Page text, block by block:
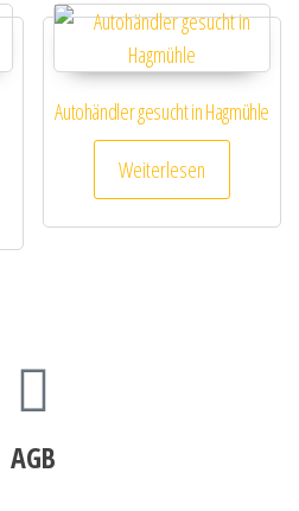
Autohändler gesucht in Hagmühle
Weiterlesen
AGB